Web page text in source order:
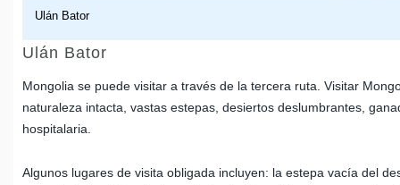
Ulán Bator
Ulán Bator
Mongolia se puede visitar a través de la tercera ruta. Visitar
naturaleza intacta, vastas estepas, desiertos deslumbrantes,
hospitalaria.
Algunos lugares de visita obligada incluyen: la estepa vacía del